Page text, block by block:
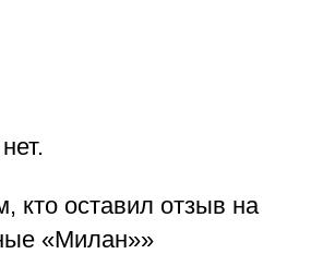
кто оставил отзыв на
«Милан»»